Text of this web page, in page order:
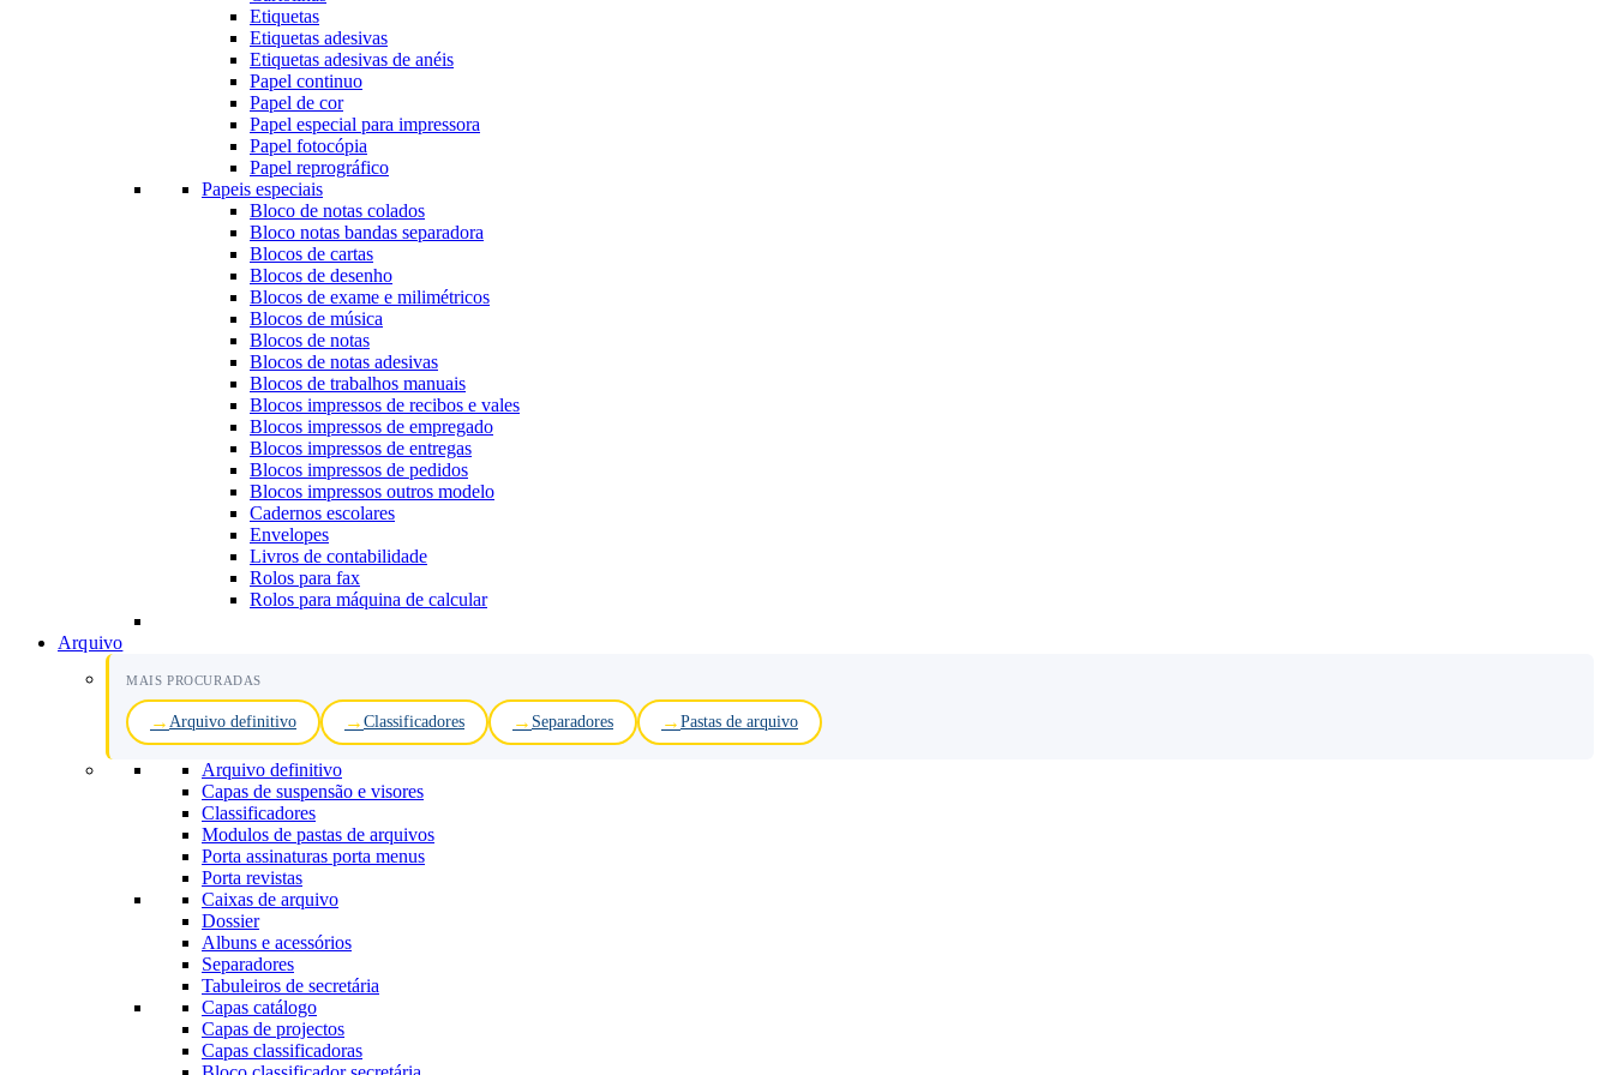
Etiquetas
Etiquetas adesivas
Etiquetas adesivas de anéis
Papel continuo
Papel de cor
Papel especial para impressora
Papel fotocópia
Papel reprográfico
Papeis especiais
Bloco de notas colados
Bloco notas bandas separadora
Blocos de cartas
Blocos de desenho
Blocos de exame e milimétricos
Blocos de música
Blocos de notas
Blocos de notas adesivas
Blocos de trabalhos manuais
Blocos impressos de recibos e vales
Blocos impressos de empregado
Blocos impressos de entregas
Blocos impressos de pedidos
Blocos impressos outros modelo
Cadernos escolares
Envelopes
Livros de contabilidade
Rolos para fax
Rolos para máquina de calcular
Arquivo
MAIS PROCURADAS
Arquivo definitivo Classificadores Separadores Pastas de arquivo
Arquivo definitivo
Capas de suspensão e visores
Classificadores
Modulos de pastas de arquivos
Porta assinaturas porta menus
Porta revistas
Caixas de arquivo
Dossier
Albuns e acessórios
Separadores
Tabuleiros de secretária
Capas catálogo
Capas de projectos
Capas classificadoras